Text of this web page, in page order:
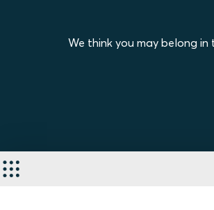
We think you may belong in